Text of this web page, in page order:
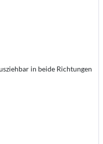
in beide Richtungen